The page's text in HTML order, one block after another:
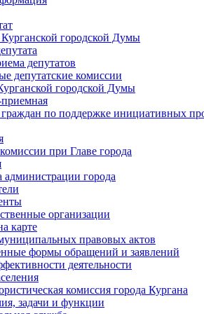
городской Думы
депутатов
депутатские комиссии
городской Думы
по поддержке инициативных
при Главе города
администрации города
организации
карте
правовых актов
формы обращений и заявлений
деятельности
комиссия города Кургана
задачи и функции